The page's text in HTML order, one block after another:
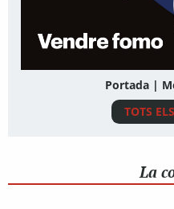
Portada |
TOTS
La